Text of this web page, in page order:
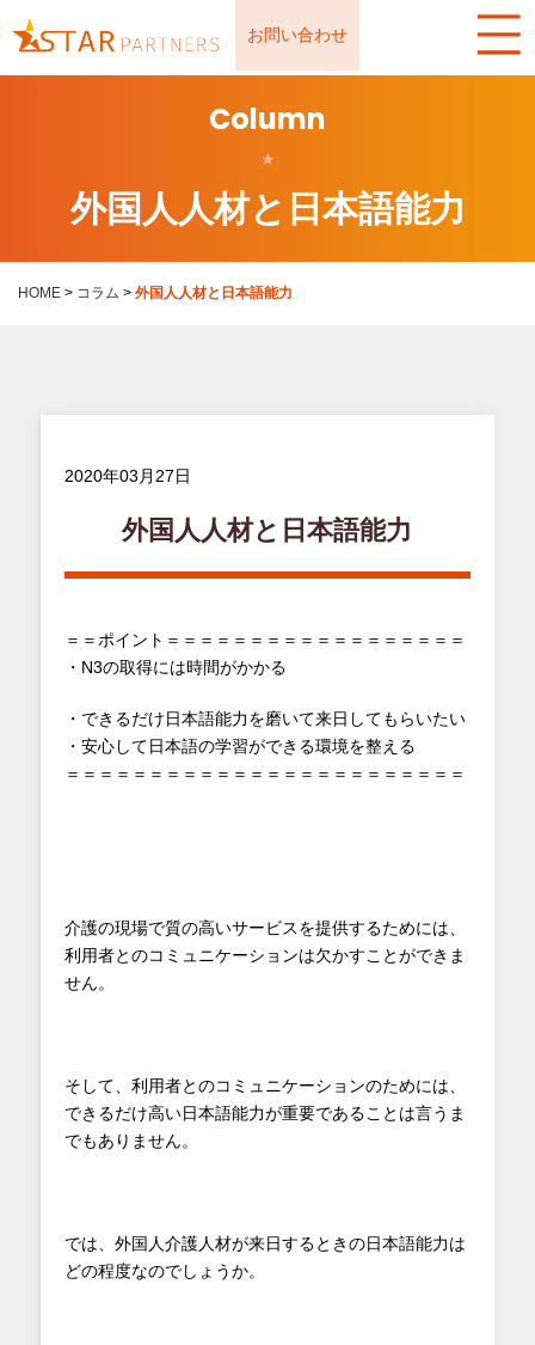
お問い合わせ
Column
★
外国人人材と日本語能力
HOME > コラム > 外国人人材と日本語能力
2020年03月27日
外国人人材と日本語能力
＝＝ポイント＝＝＝＝＝＝＝＝＝＝＝＝＝＝＝＝＝＝
・N3の取得には時間がかかる
・できるだけ日本語能力を磨いて来日してもらいたい
・安心して日本語の学習ができる環境を整える
＝＝＝＝＝＝＝＝＝＝＝＝＝＝＝＝＝＝＝＝＝＝＝＝
介護の現場で質の高いサービスを提供するためには、
利用者とのコミュニケーションは欠かすことができま
せん。
そして、利用者とのコミュニケーションのためには、
できるだけ高い日本語能力が重要であることは言うま
でもありません。
では、外国人介護人材が来日するときの日本語能力は
どの程度なのでしょうか。